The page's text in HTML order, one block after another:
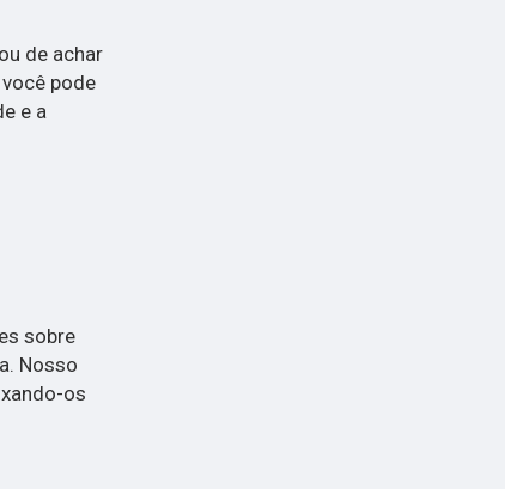
de achar
pode
e a
sobre
Nosso
os